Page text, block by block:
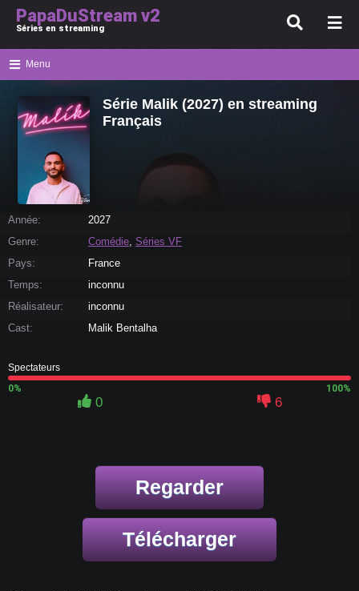
PapaDuStream v2
Séries en streaming
Menu
Série Malik (2027) en streaming
Français
Année:
2027
Genre:
Comédie, Séries VF
Pays:
France
Temps:
inconnu
Réalisateur:
inconnu
Cast:
Malik Bentalha
Spectateurs
0%
100%
0 6
Regarder
Télécharger